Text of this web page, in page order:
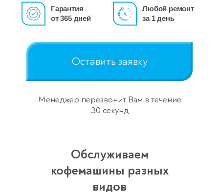
Гарантия
от 365 дней
Любой ремонт
за 1 день
Оставить заявку
Менеджер перезвонит Вам в течение
30 секунд
Обслуживаем
кофемашины разных
видов